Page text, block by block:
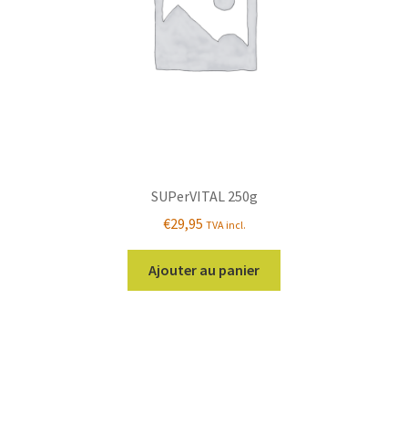
SUPerVITAL 250g
€29,95 TVA incl.
Ajouter au panier